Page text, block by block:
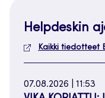
Helpdeskin
Kaikki tiedotteet
07.08.2026 | 11:53